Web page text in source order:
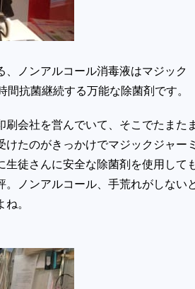
、ノンアルコール消毒液はマジッ
間抗菌継続する万能な除菌剤です。
会社を営んでいて、そこでたまた
たのがきっかけでマジックジャー
徒さんに安全な除菌剤を使用して
ノンアルコール、手荒れがしない
。